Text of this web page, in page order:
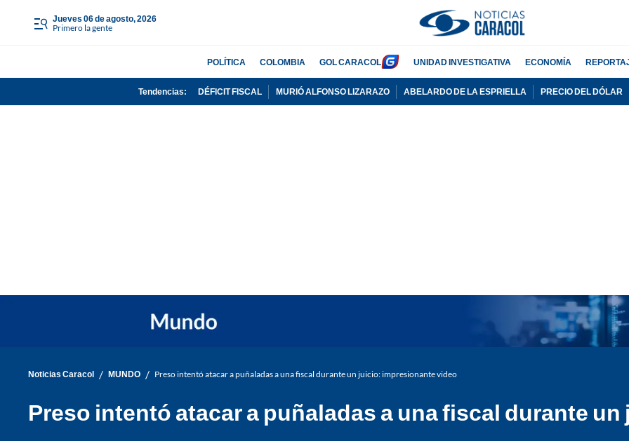
jueves 06 de agosto, 2026
Primero la gente
POLÍTICA COLOMBIA GOL CARACOL UNIDAD INVESTIGATIVA ECONOMÍA
Tendencias: DÉFICIT FISCAL MURIÓ ALFONSO LIZARAZO ABELARDO DE LA ESPRIELLA PRECIO DEL DÓLAR
Noticias Caracol / MUNDO / Preso intentó atacar a puñaladas a una fiscal durante un juicio: impresionante video
Preso intentó atacar a puñaladas a una fiscal durante